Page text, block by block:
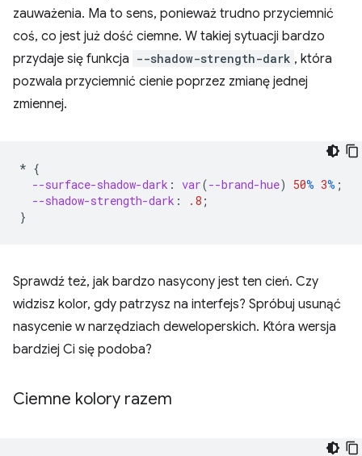
zauważenia. Ma to sens, ponieważ trudno przyciemnić
coś, co jest już dość ciemne. W takiej sytuacji bardzo
przydaje się funkcja --shadow-strength-dark , która
pozwala przyciemnić cienie poprzez zmianę jednej
zmiennej.
* {
--surface-shadow-dark : var(--brand-hue) 50% 3% ;
--shadow-strength-dark : .8 ;
}
Sprawdź też, jak bardzo nasycony jest ten cień. Czy
widzisz kolor, gdy patrzysz na interfejs? Spróbuj usunąć
nasycenie w narzędziach deweloperskich. Która wersja
bardziej Ci się podoba?
Ciemne kolory razem